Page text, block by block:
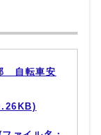
自転車安